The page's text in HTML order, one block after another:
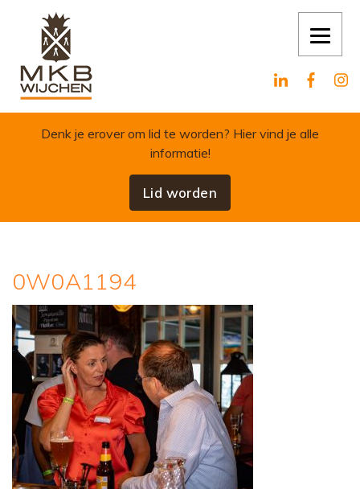
Skip to content
Denk je erover om lid te worden? Hier vind je alle
informatie!
Lid worden
0W0A1194